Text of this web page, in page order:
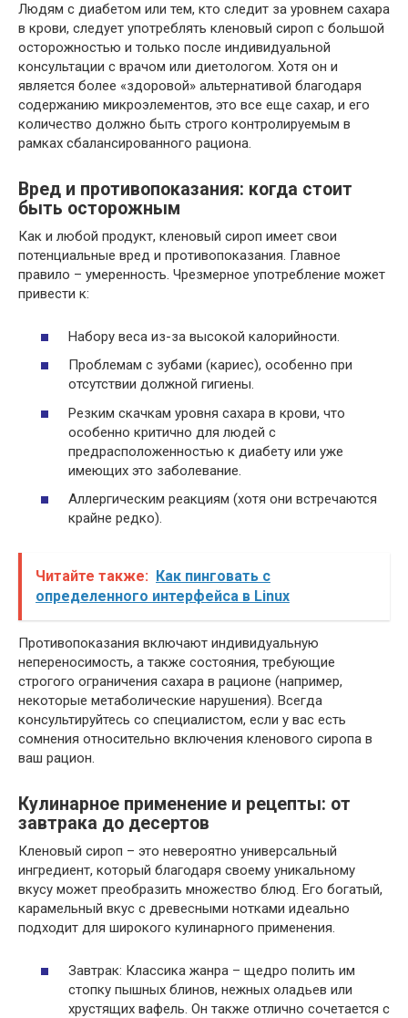
Людям с диабетом или тем, кто следит за уровнем сахара
в крови, следует употреблять кленовый сироп с большой
осторожностью и только после индивидуальной
консультации с врачом или диетологом. Хотя он и
является более «здоровой» альтернативой благодаря
содержанию микроэлементов, это все еще сахар, и его
количество должно быть строго контролируемым в
рамках сбалансированного рациона.
Вред и противопоказания: когда стоит
быть осторожным
Как и любой продукт, кленовый сироп имеет свои
потенциальные вред и противопоказания. Главное
правило – умеренность. Чрезмерное употребление может
привести к:
Набору веса из-за высокой калорийности.
Проблемам с зубами (кариес), особенно при
отсутствии должной гигиены.
Резким скачкам уровня сахара в крови, что
особенно критично для людей с
предрасположенностью к диабету или уже
имеющих это заболевание.
Аллергическим реакциям (хотя они встречаются
крайне редко).
Читайте также: Как пинговать с
определенного интерфейса в Linux
Противопоказания включают индивидуальную
непереносимость, а также состояния, требующие
строгого ограничения сахара в рационе (например,
некоторые метаболические нарушения). Всегда
консультируйтесь со специалистом, если у вас есть
сомнения относительно включения кленового сиропа в
ваш рацион.
Кулинарное применение и рецепты: от
завтрака до десертов
Кленовый сироп – это невероятно универсальный
ингредиент, который благодаря своему уникальному
вкусу может преобразить множество блюд. Его богатый,
карамельный вкус с древесными нотками идеально
подходит для широкого кулинарного применения.
Завтрак: Классика жанра – щедро полить им
стопку пышных блинов, нежных оладьев или
хрустящих вафель. Он также отлично сочетается с